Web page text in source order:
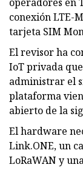
conexión LTE-
tarjeta SIM
El revisor ha
IoT privada
administrar el
plataforma
abierto de la
El hardware
Link.ONE, un
LoRaWAN y